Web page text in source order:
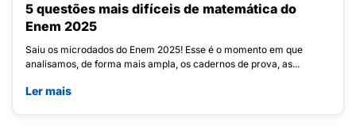
5 questões mais difíceis de matemática do
Enem 2025
Saiu os microdados do Enem 2025! Esse é o momento em que
analisamos, de forma mais ampla, os cadernos de prova, as...
Ler mais